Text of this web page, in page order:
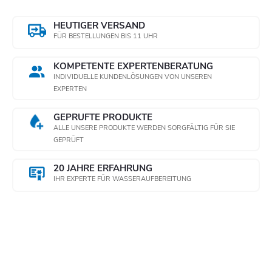
HEUTIGER VERSAND
FÜR BESTELLUNGEN BIS 11 UHR
KOMPETENTE EXPERTENBERATUNG
INDIVIDUELLE KUNDENLÖSUNGEN VON UNSEREN
EXPERTEN
GEPRÜFTE PRODUKTE
ALLE UNSERE PRODUKTE WERDEN SORGFÄLTIG FÜR SIE
GEPRÜFT
20 JAHRE ERFAHRUNG
IHR EXPERTE FÜR WASSERAUFBEREITUNG